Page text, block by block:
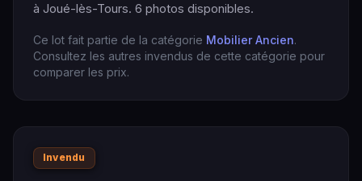
à Joué-lès-Tours. 6 photos disponibles.
Ce lot fait partie de la catégorie Mobilier Ancien.
Consultez les autres invendus de cette catégorie pour
comparer les prix.
Invendu